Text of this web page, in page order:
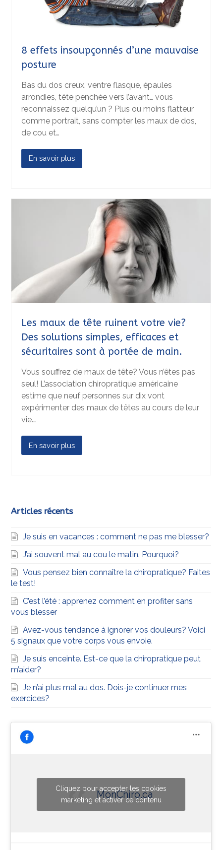
8 effets insoupçonnés d’une mauvaise
posture
Bas du dos creux, ventre flasque, épaules
arrondies, tête penchée vers l’avant… vous
reconnaissez quelqu’un ? Plus ou moins flatteur
comme portrait, sans compter les maux de dos,
de cou et…
En savoir plus
Les maux de tête ruinent votre vie?
Des solutions simples, efficaces et
sécuritaires sont à portée de main.
Vous souffrez de maux de tête? Vous n’êtes pas
seul! L’association chiropratique américaine
estime que neuf personnes sur dix vont
expérimenter des maux de têtes au cours de leur
vie.…
En savoir plus
Articles récents
Je suis en vacances : comment ne pas me blesser?
J’ai souvent mal au cou le matin. Pourquoi?
Vous pensez bien connaître la chiropratique? Faites
le test!
C’est l’été : apprenez comment en profiter sans
vous blesser
Avez-vous tendance à ignorer vos douleurs? Voici
5 signaux que votre corps vous envoie.
Je suis enceinte. Est-ce que la chiropratique peut
m’aider?
Je n’ai plus mal au dos. Dois-je continuer mes
exercices?
MonChiro.ca
Cliquez pour accepter les cookies
marketing et activer ce contenu